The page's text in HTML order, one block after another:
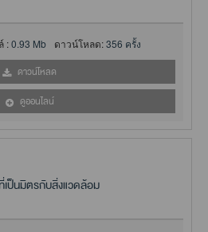
:0.93 Mb ดาวน์โหลด:356 ครั้ง
ดาวน์โหลด
ดูออนไลน์
ป็นมิตรกับสิ่งแวดล้อม